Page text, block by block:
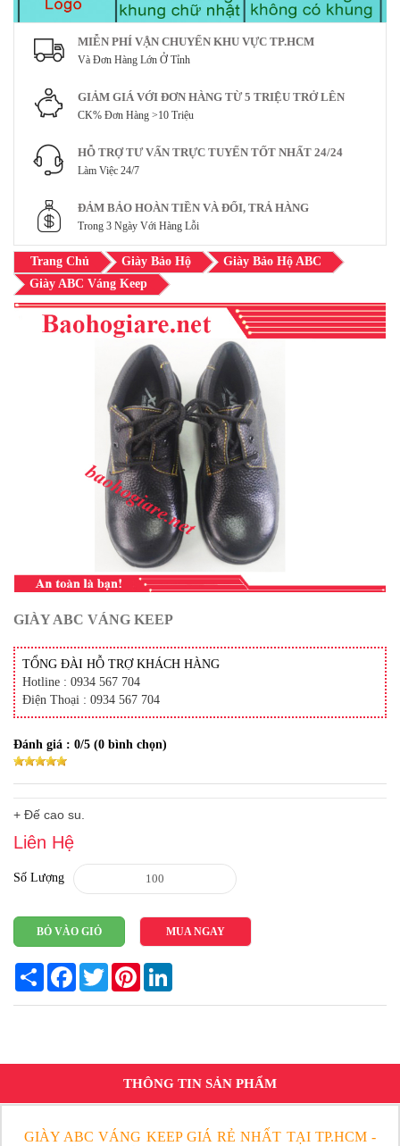
MIỄN PHÍ VẬN CHUYỂN KHU VỰC TP.HCM
Và Đơn Hàng Lớn Ở Tỉnh
GIẢM GIÁ VỚI ĐƠN HÀNG TỪ 5 TRIỆU TRỞ LÊN
CK% Đơn Hàng >10 Triệu
HỖ TRỢ TƯ VẤN TRỰC TUYẾN TỐT NHẤT 24/24
Làm Việc 24/7
ĐẢM BẢO HOÀN TIỀN VÀ ĐỔI, TRẢ HÀNG
Trong 3 Ngày Với Hàng Lỗi
Trang Chủ Giày Bảo Hộ
Giày Bảo Hộ ABC
Giày ABC Váng Keep
GIÀY ABC VÁNG KEEP
TỔNG ĐÀI HỖ TRỢ KHÁCH HÀNG
Hotline : 0934 567 704
Điện Thoại : 0934 567 704
Đánh giá : 0/5 (0 bình chọn)
+ Đế cao su.
Liên Hệ
Số Lượng
BỎ VÀO GIỎ MUA NGAY
Share FacebookTwitterPinterest
THÔNG TIN SẢN PHẨM
GIÀY ABC VÁNG KEEP GIÁ RẺ NHẤT TẠI TP.HCM -